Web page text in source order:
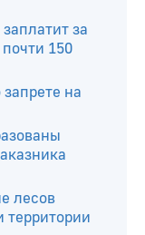
за
150
на
лесов
территории